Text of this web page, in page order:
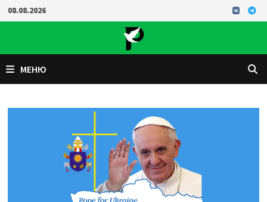
Перейти
к
08.08.2026
МЕНЮ